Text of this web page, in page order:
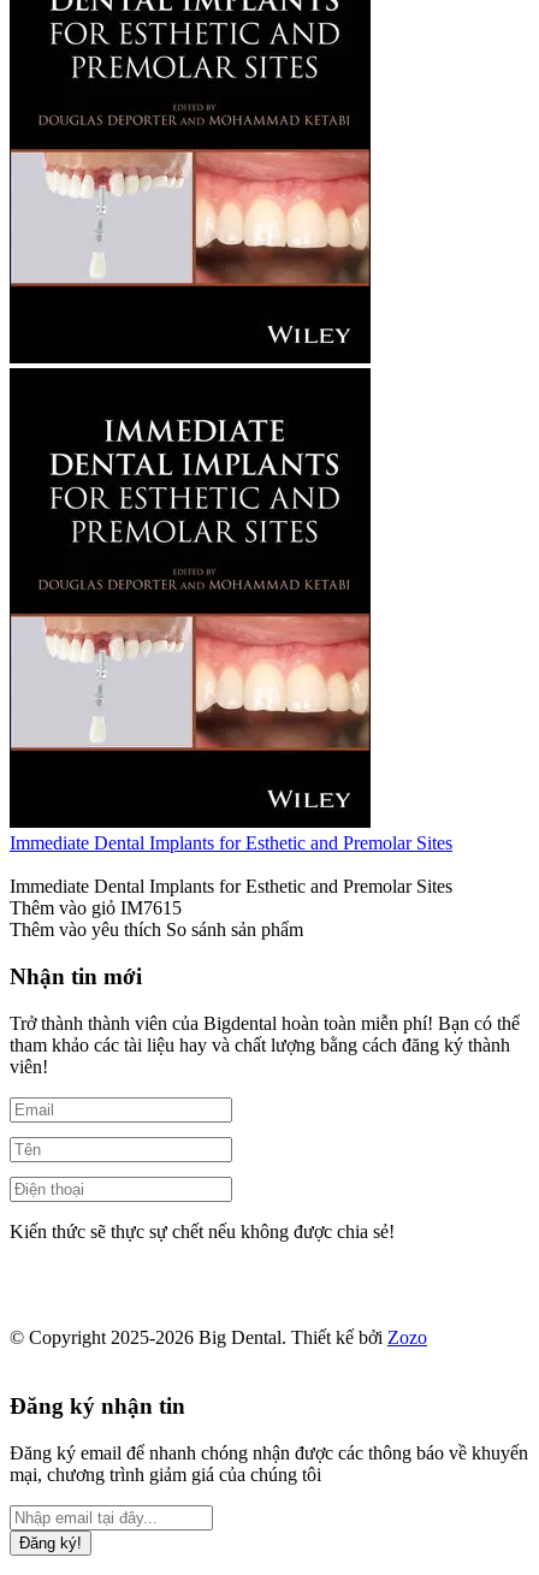
Immediate Dental Implants for Esthetic and Premolar Sites
Immediate Dental Implants for Esthetic and Premolar Sites
Thêm vào giỏ IM7615
Thêm vào yêu thích So sánh sản phẩm
Nhận tin mới
Trở thành thành viên của Bigdental hoàn toàn miễn phí! Bạn có thể
tham khảo các tài liệu hay và chất lượng bằng cách đăng ký thành
viên!
Kiến thức sẽ thực sự chết nếu không được chia sẻ!
© Copyright 2025-2026 Big Dental. Thiết kế bởi Zozo
Đăng ký nhận tin
Đăng ký email để nhanh chóng nhận được các thông báo về khuyến
mại, chương trình giảm giá của chúng tôi
Đăng ký!